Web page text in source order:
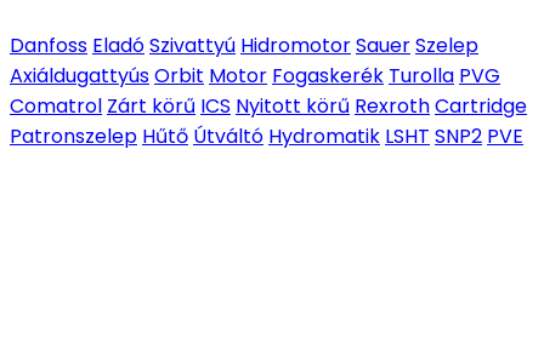
Danfoss EladóSzivattyú HidromotorSauerSzelep
AxiáldugattyúsOrbit Motor Fogaskerék Turolla PVG
Comatrol Zárt körű ICS Nyitott körű RexrothCartridge
Patronszelep Hűtő Útváltó Hydromatik LSHT SNP2 PVE